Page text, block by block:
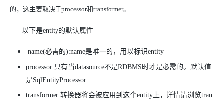
的，这主要取决于processor和transformer。
以下是entity的默认属性
name(必需的):name是唯一的，用以标识entity
processor:只有当datasource不是RDBMS时才是必需的。默认值
是SqlEntityProcessor
transformer:转换器将会被应用到这个entity上，详情请浏览tran